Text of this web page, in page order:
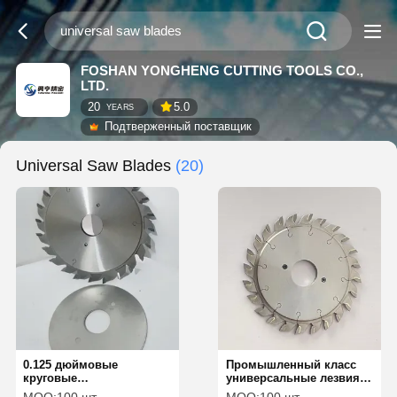
FOSHAN YONGHENG CUTTING TOOLS CO.,
LTD.
20 YEARS
5.0
Подтверженный поставщик
Universal Saw Blades (20)
0.125 дюймовые
круговые
универсальные лезвия
Промышленный класс
универсальные лезвия
пилы износостойкие для